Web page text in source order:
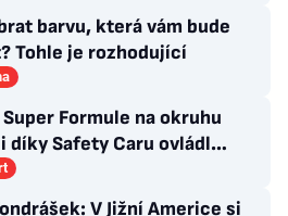
barvu, která vám bude
Tohle je rozhodující
Formule na okruhu
i díky Safety Caru ovládl
Staněk po chybě nedojel
V Jižní Americe si